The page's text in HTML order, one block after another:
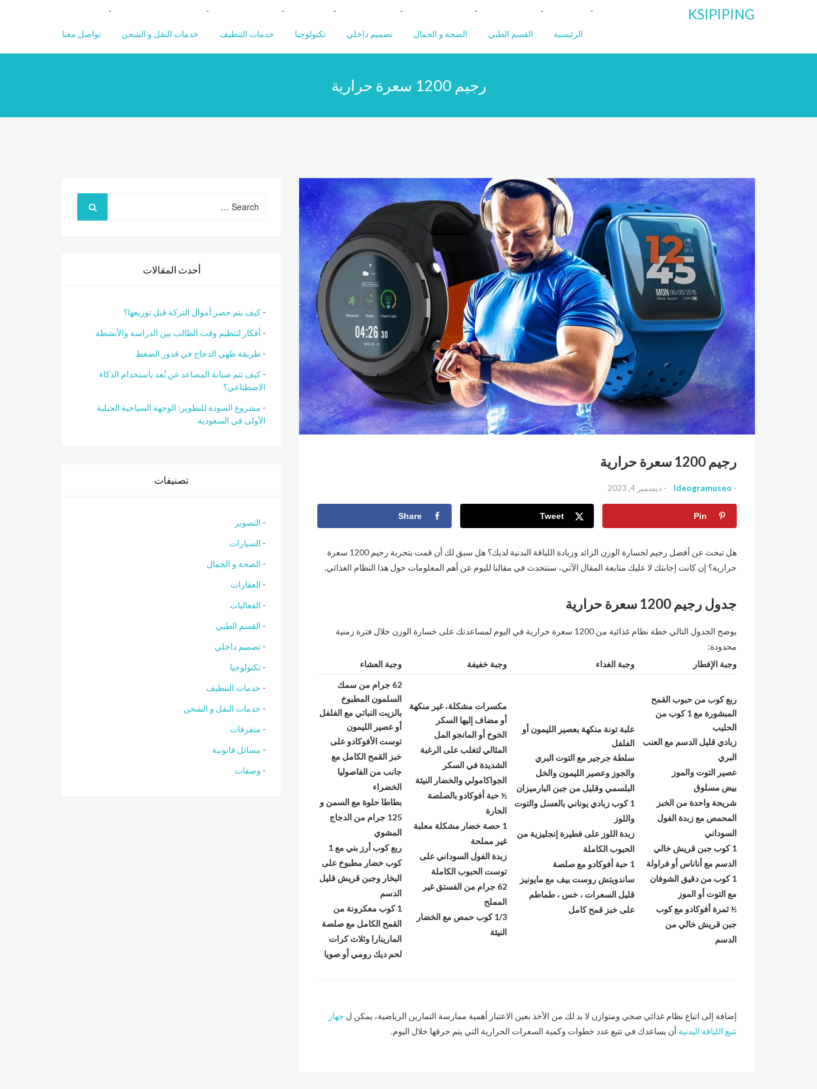
KSIPIPING
الرئيسية القسم الطبي الصحة و الجمال تصميم داخلي تكنولوجيا خدمات التنظيف خدمات النقل و الشحن تواصل معنا
رجيم 1200 سعرة حرارية
رجيم 1200 سعرة حرارية
Ideogramuseo ديسمبر 4, 2023
Share Tweet Pin
هل تبحث عن أفضل رجيم لخسارة الوزن الزائد وزيادة اللياقة البدنية لديك؟ هل سبق لك أن قمت بتجربة رجيم 1200 سعرة
حرارية؟ إن كانت إجابتك لا عليك متابعة المقال الآتي، سنتحدث في مقالنا لليوم عن أهم المعلومات حول هذا النظام الغذائي.
جدول رجيم 1200 سعرة حرارية
يوضح الجدول التالي خطة نظام غذائية من 1200 سعرة حرارية في اليوم لمساعدتك على خسارة الوزن خلال فترة زمنية
محدودة:
وجبة الإفطار
وجبة الغداء وجبة خفيفة وجبة العشاء
ربع كوب من حبوب القمح
المبشورة مع 1 كوب من
الحليب
زبادي قليل الدسم مع العنب
البري
عصير التوت والموز
بيض مسلوق
شريحة واحدة من الخبز
المحمص مع زبدة الفول
السوداني
1 كوب جبن قريش خالي
الدسم مع أناناس أو فراولة
1 كوب من دقيق الشوفان
مع التوت أو الموز
½ثمرة أفوكادو مع كوب
جبن قريش خالي من
الدسم
علبة تونة منكهة بعصير الليمون أو
الفلفل
سلطة جرجير مع التوت البري
والجوز وعصير الليمون والخل
البلسمي وقليل من جبن البارميزان
1 كوب زبادي يوناني بالعسل والتوت
واللوز
زبدة اللوز على فطيرة إنجليزية من
الحبوب الكاملة
1 حبة أفوكادو مع صلصة
ساندويتش روست بيف مع مايونيز
قليل السعرات ، خس ، طماطم
على خبز قمح كامل
مكسرات مشكلة، غير منكهة
أو مضاف إليها السكر
الخوخ أو المانجو المل
المثالي لتغلب على الرغبة
الشديدة في السكر
الجواكامولي والخضار النيئة
½حبة أفوكادو بالصلصة
الحارة
1 حصة خضار مشكلة معلبة
غير مملحة
زبدة الفول السوداني على
توست الحبوب الكاملة
62 جرام من الفستق غير
المملح
1/3 كوب حمص مع الخضار
النيئة
62 جرام من سمك
السلمون المطبوخ
بالزيت النباتي مع الفلفل
أو عصير الليمون
توست الأفوكادو على
خبز القمح الكامل مع
جانب من الفاصوليا
الخضراء
بطاطا حلوة مع السمن و
125 جرام من الدجاج
المشوي
ربع كوب أرز بني مع 1
كوب خضار مطبوخ على
البخار وجبن قريش قليل
الدسم
1 كوب معكرونة من
القمح الكامل مع صلصة
المارينارا وثلاث كرات
لحم ديك رومي أو صويا
إضافة إلى اتباع نظام غذائي صحي ومتوازن لا بد لك من الأخذ بعين الاعتبار أهمية ممارسة التمارين الرياضية، يمكن ل جهاز
تتبع اللياقة البدنية أن يساعدك في تتبع عدد خطوات وكمية السعرات الحرارية التي يتم حرقها خلال اليوم.
for:
أحدث المقالات
كيف يتم حصر أموال التركة قبل توزيعها؟
أفكار لتنظيم وقت الطالب بين الدراسة والأنشطة
طريقة طهي الدجاج في قدور الضغط
كيف تتم صيانة المصاعد عن بُعد باستخدام الذكاء
الاصطناعي؟
مشروع السودة للتطوير: الوجهة السياحية الجبلية
الأولى في السعودية
تصنيفات
التصوير
السيارات
الصحة و الجمال
العقارات
الفعاليات
القسم الطبي
تصميم داخلي
تكنولوجيا
خدمات التنظيف
خدمات النقل و الشحن
متفرقات
مسائل قانونية
وصفات